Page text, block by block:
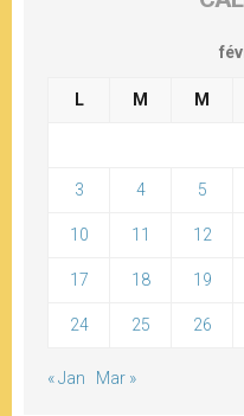
L M M
3 4 5
10 11 12
17 18 19
24 25 26
« Jan Mar »